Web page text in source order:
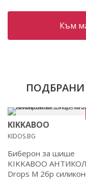
Към
ПОДБРАНИ
KIKKABOO
KIDOS.BG
Биберон за шише
KIKKABOO
Drops M 2бр